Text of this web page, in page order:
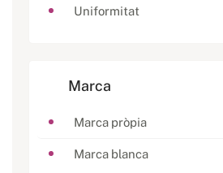
Uniformitat
Marca
Marca pròpia
Marca blanca